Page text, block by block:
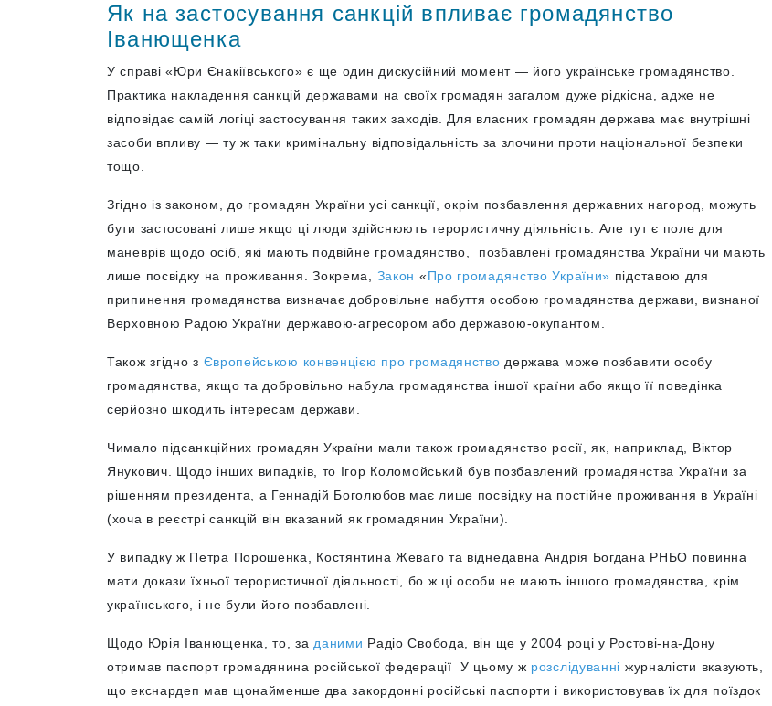
Як на застосування санкцій впливає громадянство
Іванющенка
У справі «Юри Єнакіївського» є ще один дискусійний момент — його українське громадянство.
Практика накладення санкцій державами на своїх громадян загалом дуже рідкісна, адже не
відповідає самій логіці застосування таких заходів. Для власних громадян держава має внутрішні
засоби впливу — ту ж таки кримінальну відповідальність за злочини проти національної безпеки
тощо.
Згідно із законом, до громадян України усі санкції, окрім позбавлення державних нагород, можуть
бути застосовані лише якщо ці люди здійснюють терористичну діяльність. Але тут є поле для
маневрів щодо осіб, які мають подвійне громадянство, позбавлені громадянства України чи мають
лише посвідку на проживання. Зокрема, Закон «Про громадянство України» підставою для
припинення громадянства визначає добровільне набуття особою громадянства держави, визнаної
Верховною Радою України державою-агресором або державою-окупантом.
Також згідно з Європейською конвенцією про громадянство держава може позбавити особу
громадянства, якщо та добровільно набула громадянства іншої країни або якщо її поведінка
серйозно шкодить інтересам держави.
Чимало підсанкційних громадян України мали також громадянство росії, як, наприклад, Віктор
Янукович. Щодо інших випадків, то Ігор Коломойський був позбавлений громадянства України за
рішенням президента, а Геннадій Боголюбов має лише посвідку на постійне проживання в Україні
(хоча в реєстрі санкцій він вказаний як громадянин України).
У випадку ж Петра Порошенка, Костянтина Жеваго та віднедавна Андрія Богдана РНБО повинна
мати докази їхньої терористичної діяльності, бо ж ці особи не мають іншого громадянства, крім
українського, і не були його позбавлені.
Щодо Юрія Іванющенка, то, за даними Радіо Свобода, він ще у 2004 році у Ростові-на-Дону
отримав паспорт громадянина російської федерації У цьому ж розслідуванні журналісти вказують,
що екснардеп мав щонайменше два закордонні російські паспорти і використовував їх для поїздок